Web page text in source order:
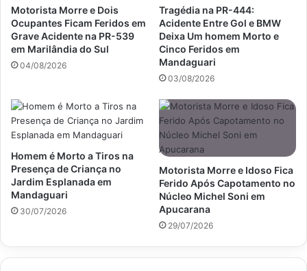
Motorista Morre e Dois
Ocupantes Ficam Feridos em
Grave Acidente na PR-539
em Marilândia do Sul
04/08/2026
Tragédia na PR-444:
Acidente Entre Gol e BMW
Deixa Um homem Morto e
Cinco Feridos em
Mandaguari
03/08/2026
Homem é Morto a Tiros na
Presença de Criança no
Jardim Esplanada em
Mandaguari
30/07/2026
Motorista Morre e Idoso Fica
Ferido Após Capotamento no
Núcleo Michel Soni em
Apucarana
29/07/2026